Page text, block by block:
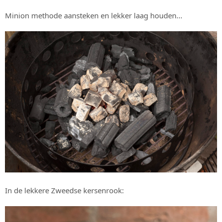
Minion methode aansteken en lekker laag houden...
In de lekkere Zweedse kersenrook: